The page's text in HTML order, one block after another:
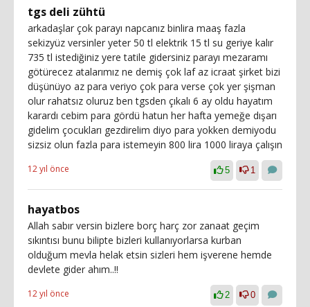
tgs deli zühtü
arkadaşlar çok parayı napcanız binlira maaş fazla
sekizyüz versinler yeter 50 tl elektrik 15 tl su geriye kalır
735 tl istediğiniz yere tatile gidersiniz parayı mezaramı
götürecez atalarımız ne demiş çok laf az icraat şirket bizi
düşünüyo az para veriyo çok para verse çok yer şişman
olur rahatsız oluruz ben tgsden çıkalı 6 ay oldu hayatım
karardı cebim para gördü hatun her hafta yemeğe dışarı
gidelim çocukları gezdirelim diyo para yokken demiyodu
sizsiz olun fazla para istemeyin 800 lira 1000 liraya çalışın
12 yıl önce 5 1
hayatbos
Allah sabır versin bizlere borç harç zor zanaat geçim
sıkıntısı bunu bilipte bizleri kullanıyorlarsa kurban
olduğum mevla helak etsin sizleri hem işverene hemde
devlete gider ahım..!!
12 yıl önce 2 0